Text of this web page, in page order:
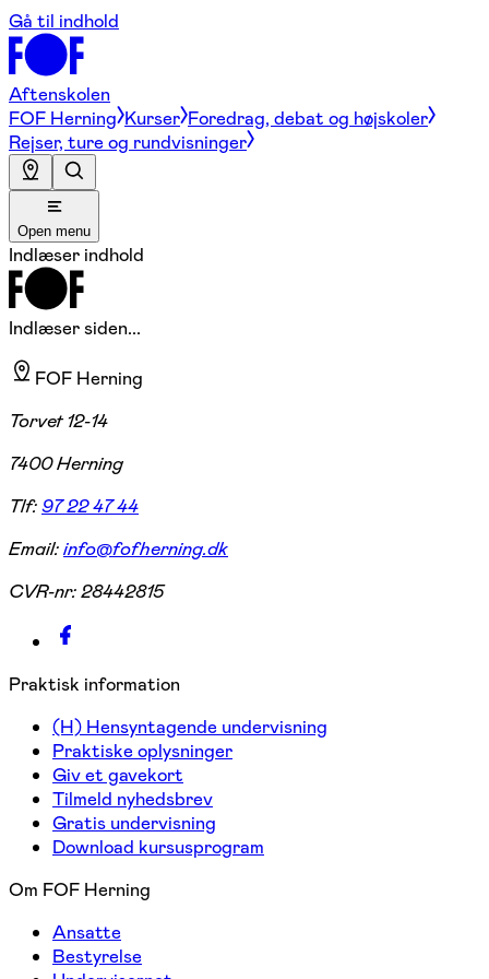
Gå til indhold
Aftenskolen
FOF Herning Kurser Foredrag, debat og højskoler
Rejser, ture og rundvisninger
Open menu
Indlæser indhold
Indlæser siden...
FOF Herning
Torvet 12-14
7400 Herning
Tlf:97 22 47 44
Email:info@fofherning.dk
CVR-nr:28442815
Praktisk information
(H) Hensyntagende undervisning
Praktiske oplysninger
Giv et gavekort
Tilmeld nyhedsbrev
Gratis undervisning
Download kursusprogram
Om FOF Herning
Ansatte
Bestyrelse